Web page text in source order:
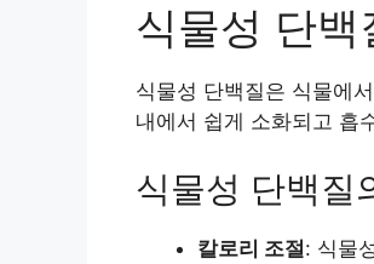
식물성 단백
식물성 단백질은 식물에
내에서 쉽게 소화되고 흡
식물성 단백질
칼로리 조절: 식물